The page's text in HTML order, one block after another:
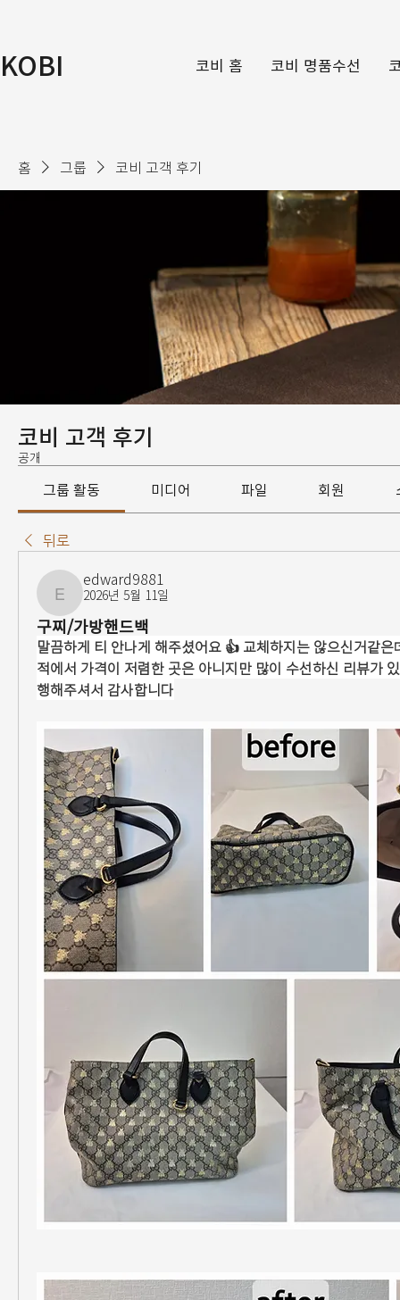
KOBI 코비 홈 코비 명품수선
홈 그룹 코비 고객 후기
코비 고객 후기
공개
그룹 활동 미디어 파일 회원
뒤로
edward9881
edward9881
2026년 5월 11일
구찌/가방핸드백
말끔하게 티 안나게 해주셨어요 👍 교체하지는 않으신거같
적에서 가격이 저렴한 곳은 아니지만 많이 수선하신 리뷰가
행해주셔서 감사합니다